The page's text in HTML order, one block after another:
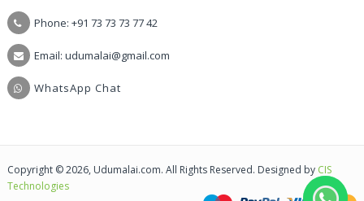
Phone: +91 73 73 73 77 42
Email: udumalai@gmail.com
WhatsApp Chat
Copyright © 2026, Udumalai.com. All Rights Reserved. Designed by CIS
Technologies